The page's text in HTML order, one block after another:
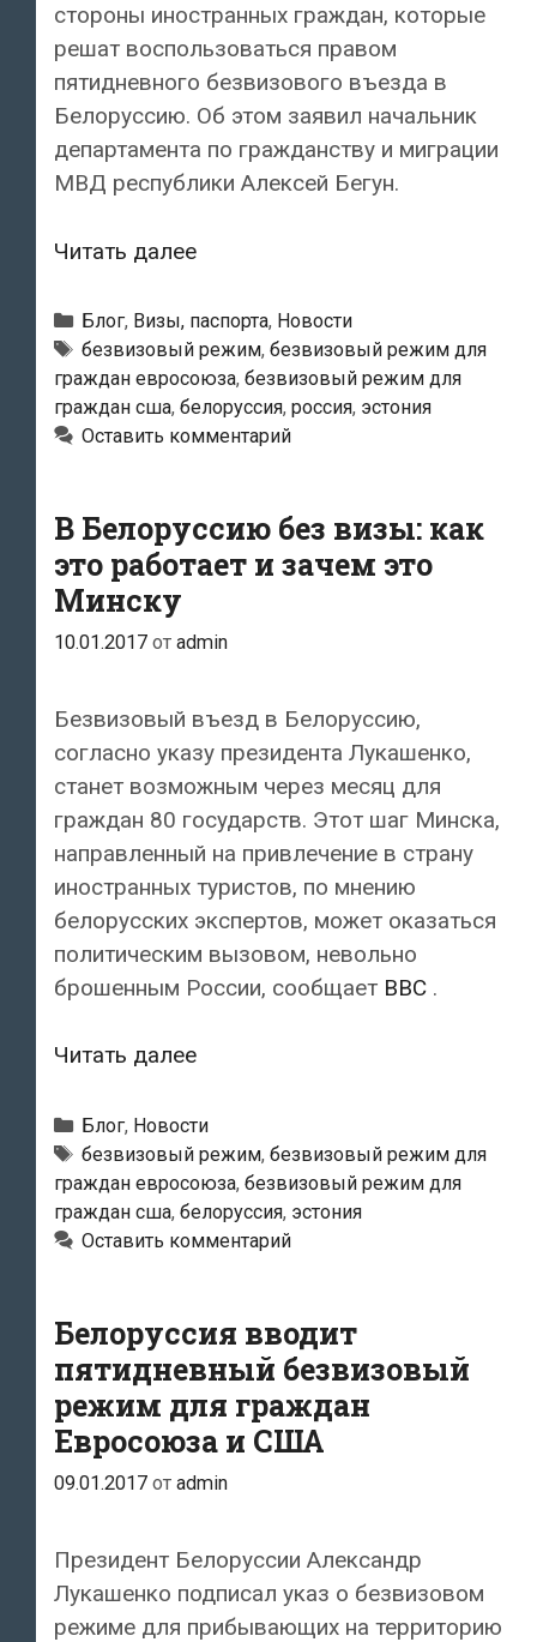
стороны иностранных граждан, которые
решат воспользоваться правом
пятидневного безвизового въезда в
Белоруссию. Об этом заявил начальник
департамента по гражданству и миграции
МВД республики Алексей Бегун.
Читать далееБелоруссия
с
Россией
будет
следить,
чтобы
не
въезда
Рубрики
Блог, Визы, паспорта, Новости
Метки
безвизовый режим, безвизовый режим для
граждан евросоюза, безвизовый режим для
граждан сша, белоруссия, россия, эстония
Оставить комментарий
В Белоруссию без визы: как
это работает и зачем это
Минску
10.01.2017 от admin
Безвизовый въезд в Белоруссию,
согласно указу президента Лукашенко,
станет возможным через месяц для
граждан 80 государств. Этот шаг Минска,
направленный на привлечение в страну
иностранных туристов, по мнению
белорусских экспертов, может оказаться
политическим вызовом, невольно
брошенным России, сообщает BBC .
Читать далееВ
без
визы:
как
это
работает
зачем
Минску
Рубрики
Блог, Новости
Метки
безвизовый режим, безвизовый режим для
граждан евросоюза, безвизовый режим для
граждан сша, белоруссия, эстония
Оставить комментарий
Белоруссия вводит
пятидневный безвизовый
режим для граждан
Евросоюза и США
09.01.2017 от admin
Президент Белоруссии Александр
Лукашенко подписал указ о безвизовом
режиме для прибывающих на территорию